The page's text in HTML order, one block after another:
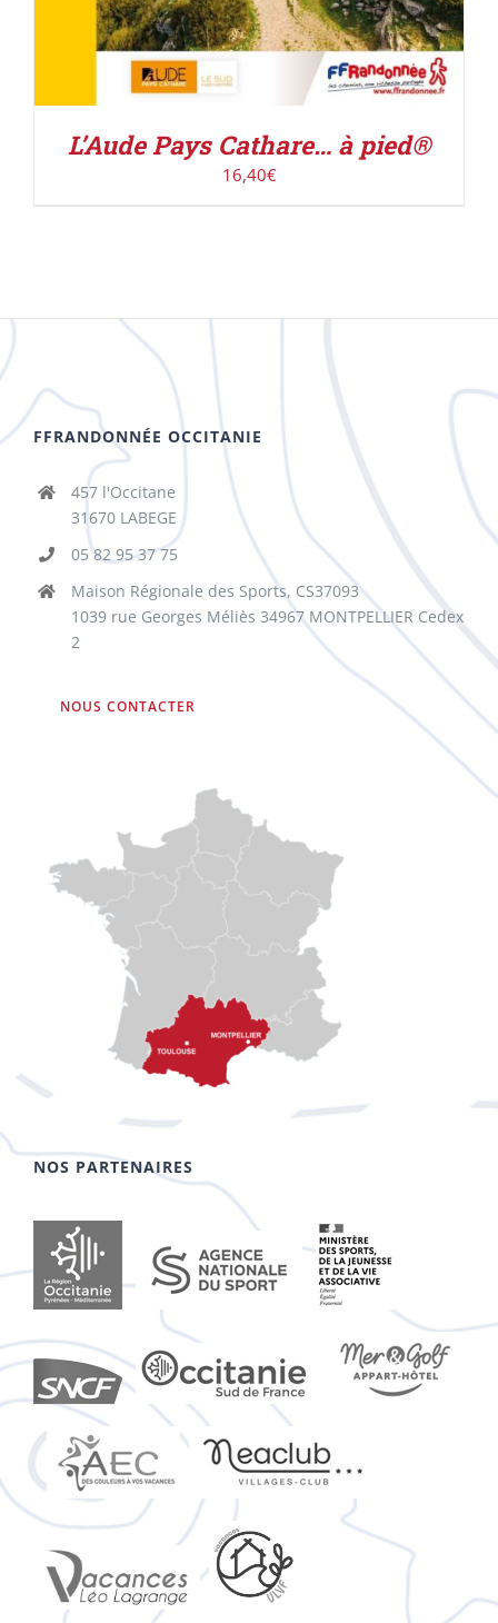
L’Aude Pays Cathare… à pied®
16,40€
FFRANDONNÉE OCCITANIE
457 l'Occitane
31670 LABEGE
05 82 95 37 75
Maison Régionale des Sports, CS37093
1039 rue Georges Méliès 34967 MONTPELLIER Cedex
2
NOUS CONTACTER
NOS PARTENAIRES